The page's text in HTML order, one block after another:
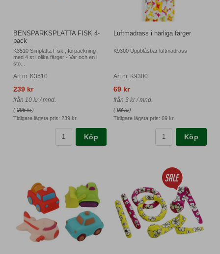
BENSPARKSPLATTA FISK 4-
pack
K3510 Simplatta Fisk , förpackning
med 4 st i olika färger - Var och en i
sto...
Art nr. K3510
239 kr
från 10 kr / mnd.
( 295 kr)
Tidigare lägsta pris: 239 kr
Köp
Luftmadrass i härliga färger
K9300 Uppblåsbar luftmadrass
Art nr. K9300
69 kr
från 3 kr / mnd.
( 98 kr)
Tidigare lägsta pris: 69 kr
Köp